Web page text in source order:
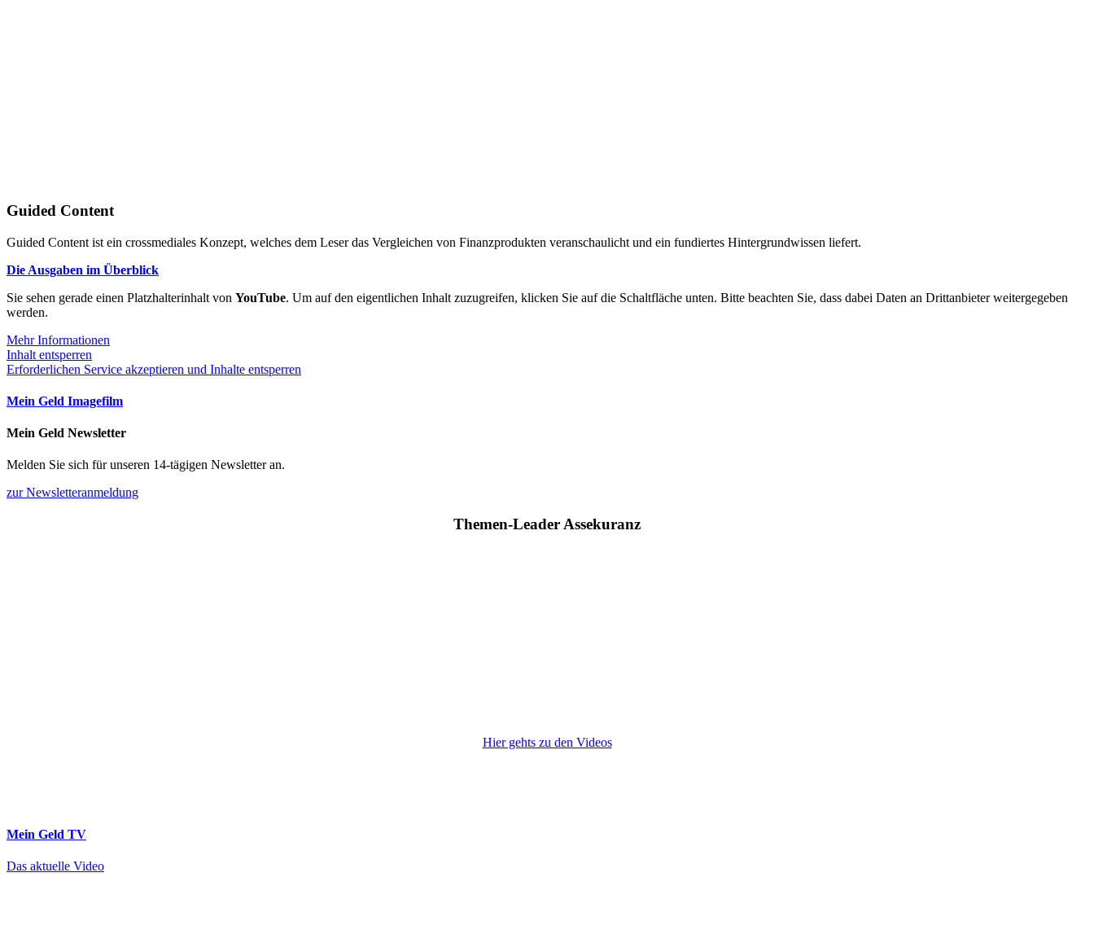
Guided Content
Guided Content ist ein crossmediales Konzept, welches dem Leser das Vergleichen von Finanzprodukten veranschaulicht und ein fundiertes Hintergrundwissen liefert.
Die Ausgaben im Überblick
Sie sehen gerade einen Platzhalterinhalt von YouTube. Um auf den eigentlichen Inhalt zuzugreifen, klicken Sie auf die Schaltfläche unten. Bitte beachten Sie, dass dabei Daten an Drittanbieter weitergegeben
werden.
Mehr Informationen
Inhalt entsperren
Erforderlichen Service akzeptieren und Inhalte entsperren
Mein Geld Imagefilm
Mein Geld Newsletter
Melden Sie sich für unseren 14-tägigen Newsletter an.
zur Newsletteranmeldung
Themen-Leader Assekuranz
Hier gehts zu den Videos
Mein Geld TV
Das aktuelle Video